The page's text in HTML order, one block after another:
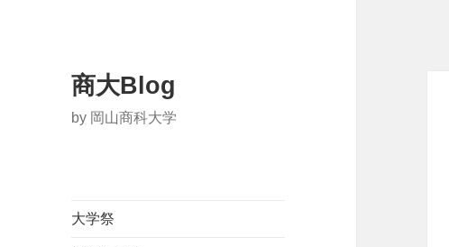
商大Blog
by 岡山商科大学
大学祭